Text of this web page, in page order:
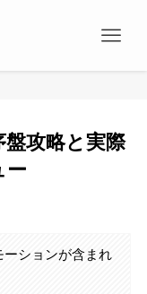
盤攻略と実際
ー
ションが含まれ